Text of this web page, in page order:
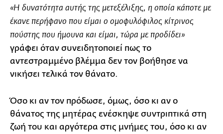
«Η δυνατότητα αυτής της μετεξέλιξης, η οποία κάποτε με
έκανε περήφανο που είμαι ο ομοφυλόφιλος κίτρινος
πούστης που ήμουνα και είμαι, τώρα με προδίδει»
γράφει όταν συνειδητοποιεί πως το
αντεστραμμένο βλέμμα δεν τον βοήθησε να
νικήσει τελικά τον θάνατο.
Όσο κι αν τον πρόδωσε, όμως, όσο κι αν ο
θάνατος της μητέρας ενέσκηψε συντριπτικά στη
ζωή του και αργότερα στις μνήμες του, όσο κι αν